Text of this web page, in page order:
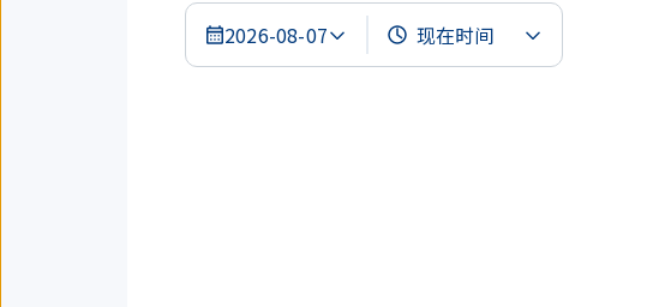
2026-08-07